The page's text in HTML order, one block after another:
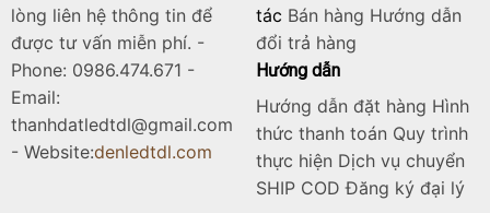
lòng liên hệ thông tin để
được tư vấn miễn phí. -
Phone: 0986.474.671 -
Email:
thanhdatledtdl@gmail.com
- Website:denledtdl.com
tác Bán hàng Hướng dẫn
đổi trả hàng
Hướng dẫn
Hướng dẫn đặt hàng Hình
thức thanh toán Quy trình
thực hiện Dịch vụ chuyển
SHIP COD Đăng ký đại lý